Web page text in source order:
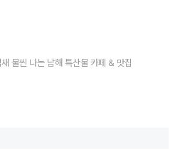
물씬 나는 남해 특산물 카페 & 맛집